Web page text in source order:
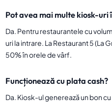
Pot avea mai multe kiosk-uri
Da. Pentru restaurantele cu
uri la intrare. La Restaurant 5 (La
50% în orele de vârf.
Funcționează cu plata cash?
Da. Kiosk-ul generează un bon